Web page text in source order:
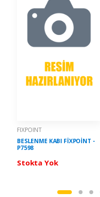
FIXPOINT
BESLENME KABI FİXPOİNT -
P7598
Stokta Yok